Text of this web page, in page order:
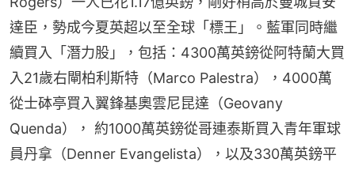
達臣，勢成今夏英超以至全球「標王」。藍軍同時繼
續買入「潛力股」，包括：4300萬英鎊從阿特蘭大買
入21歲右閘柏利斯特（Marco Palestra），4000萬
從士砵亭買入翼鋒基奧雲尼昆達（Geovany
Quenda）， 約1000萬英鎊從哥連泰斯買入青年軍球
員丹拿（Denner Evangelista），以及330萬英鎊平